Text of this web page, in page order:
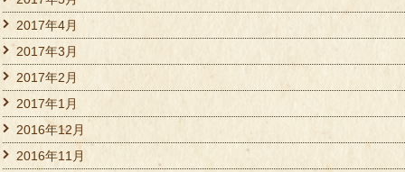
2017年4月
2017年3月
2017年2月
2017年1月
2016年12月
2016年11月